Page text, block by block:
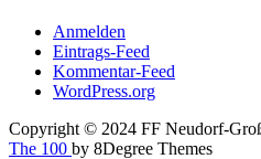
Anmelden
Eintrags-Feed
Kommentar-Feed
WordPress.org
Copyright © 2024 FF Neudorf-
The 100 by 8Degree Themes